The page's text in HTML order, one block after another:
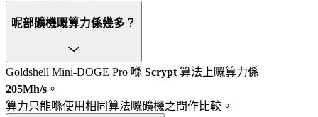
呢部礦機嘅算力係幾多？
Goldshell Mini-DOGE Pro 喺 Scrypt 算法上嘅算力係
205Mh/s 。
算力只能喺使用相同算法嘅礦機之間作比較。